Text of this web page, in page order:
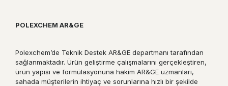
POLEXCHEM AR&GE
Polexchem’de Teknik Destek AR&GE departmanı tarafından
sağlanmaktadır. Ürün geliştirme çalışmalarını gerçekleştiren,
ürün yapısı ve formülasyonuna hakim AR&GE uzmanları,
sahada müşterilerin ihtiyaç ve sorunlarına hızlı bir şekilde